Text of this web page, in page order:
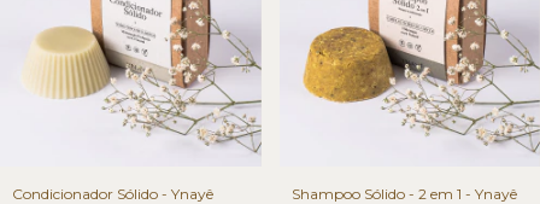
Condicionador Sólido - Ynayê Shampoo Sólido - 2 em 1 - Ynayê